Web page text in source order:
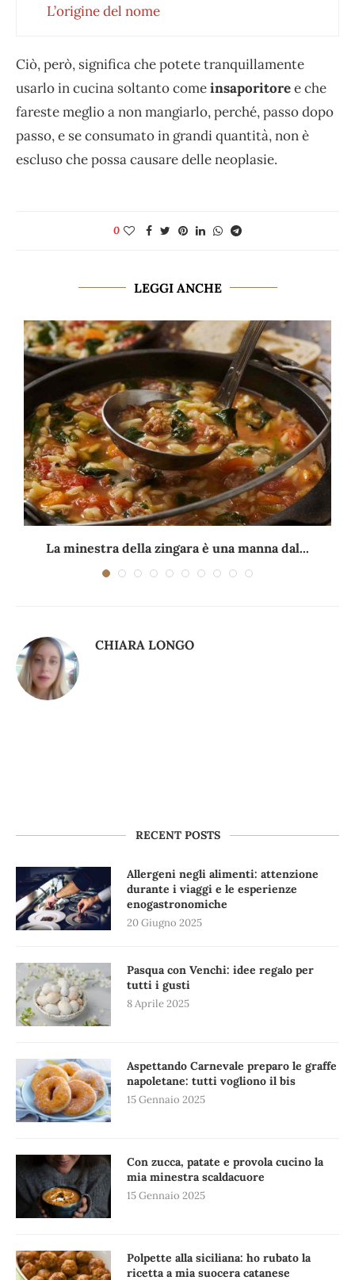
L’origine del nome
Ciò, però, significa che potete tranquillamente
usarlo in cucina soltanto comeinsaporitoree che
fareste meglio a non mangiarlo, perché, passo dopo
passo, e se consumato in grandi quantità, non è
escluso che possa causare delle neoplasie.
0
LEGGI ANCHE
La minestra della zingara è una manna dal...
CHIARA LONGO
RECENT POSTS
Allergeni negli alimenti: attenzione
durante i viaggi e le esperienze
enogastronomiche
20 Giugno 2025
Pasqua con Venchi: idee regalo per
tutti i gusti
8 Aprile 2025
Aspettando Carnevale preparo le graffe
napoletane: tutti vogliono il bis
15 Gennaio 2025
Con zucca, patate e provola cucino la
mia minestra scaldacuore
15 Gennaio 2025
Polpette alla siciliana: ho rubato la
ricetta a mia suocera catanese